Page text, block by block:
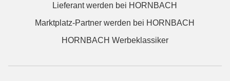
Lieferant werden bei HORNBACH
Marktplatz-Partner werden bei HORNBACH
HORNBACH Werbeklassiker